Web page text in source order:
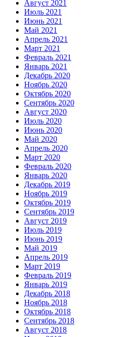
Август 2021
Июль 2021
Июнь 2021
Май 2021
Апрель 2021
Март 2021
Февраль 2021
Январь 2021
Декабрь 2020
Ноябрь 2020
Октябрь 2020
Сентябрь 2020
Август 2020
Июль 2020
Июнь 2020
Май 2020
Апрель 2020
Март 2020
Февраль 2020
Январь 2020
Декабрь 2019
Ноябрь 2019
Октябрь 2019
Сентябрь 2019
Август 2019
Июль 2019
Июнь 2019
Май 2019
Апрель 2019
Март 2019
Февраль 2019
Январь 2019
Декабрь 2018
Ноябрь 2018
Октябрь 2018
Сентябрь 2018
Август 2018